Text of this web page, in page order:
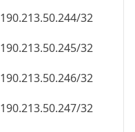
190.213.50.244/32
190.213.50.245/32
190.213.50.246/32
190.213.50.247/32